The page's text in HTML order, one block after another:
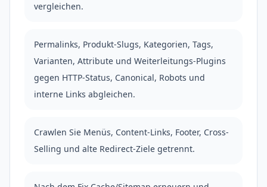
vergleichen.
Permalinks, Produkt-Slugs, Kategorien, Tags,
Varianten, Attribute und Weiterleitungs-Plugins
gegen HTTP-Status, Canonical, Robots und
interne Links abgleichen.
Crawlen Sie Menüs, Content-Links, Footer, Cross-
Selling und alte Redirect-Ziele getrennt.